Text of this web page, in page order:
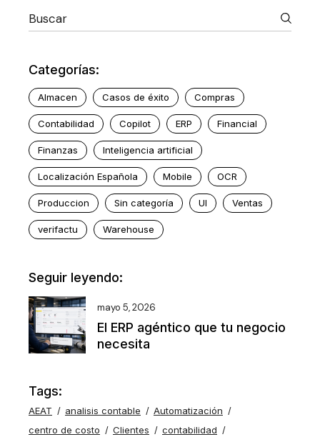
Categorías:
Almacen Casos de éxito Compras
Contabilidad Copilot ERP Financial
Finanzas Inteligencia artificial
Localización Española Mobile OCR
Produccion Sin categoría UI Ventas
verifactu Warehouse
Seguir leyendo:
mayo 5, 2026
El ERP agéntico que tu negocio
necesita
Tags:
AEAT analisis contable
Automatización
centro de costo
Clientes
contabilidad